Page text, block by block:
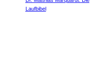
Laufbibel